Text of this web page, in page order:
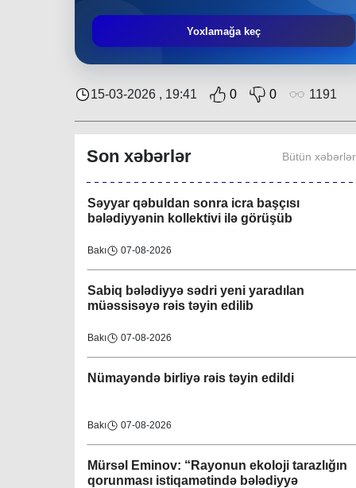
Yoxlamağa keç
15-03-2026 , 19:41 0 0 1191
Son xəbərlər Bütün xəbərlər
: “Rayon ərazisində həyata
keçirilən layihələrə Nəsimi bələdiyyəsi də öz
Region 08-08-2026
Səyyar qəbuldan sonra icra başçısı
bələdiyyənin kollektivi ilə görüşüb
Bakı 07-08-2026
Sabiq bələdiyyə sədri yeni yaradılan
müəssisəyə rəis təyin edilib
Bakı 07-08-2026
Nümayəndə birliyə rəis təyin edildi
Bakı 07-08-2026
Mürsəl Eminov: “Rayonun ekoloji tarazlığın
qorunması istiqamətində bələdiyyə